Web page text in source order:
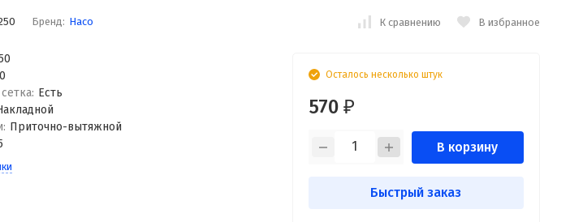
Бренд: Haco К сравнению В избранное
Есть
Приточно-вытяжной
Осталось несколько штук
570 ₽
В корзину
Быстрый заказ